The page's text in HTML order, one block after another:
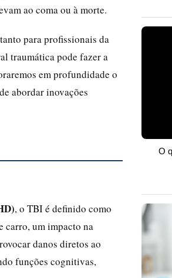
ao coma ou à morte.
para profissionais da
traumática pode fazer a
em profundidade o
abordar inovações
, o TBI é definido como
carro, um impacto na
danos diretos ao
funções cognitivas,
O